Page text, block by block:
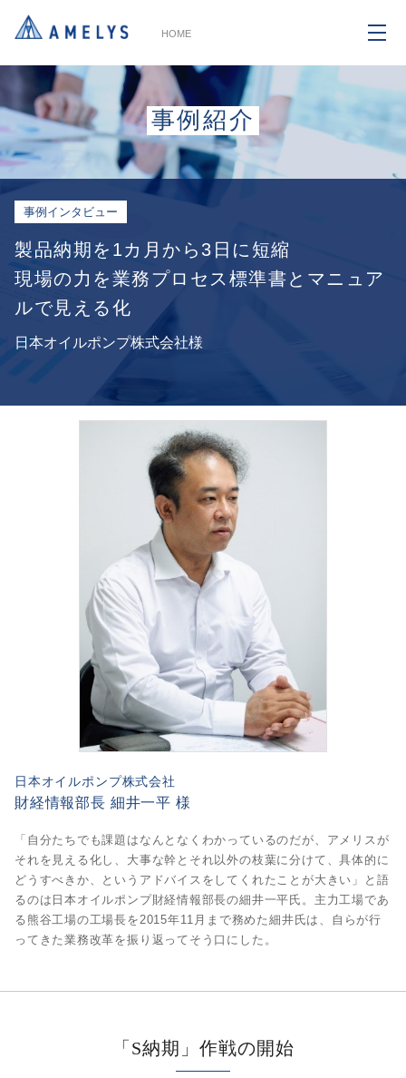
HOME
事例紹介
事例インタビュー
製品納期を1カ月から3日に短縮
現場の力を業務プロセス標準書とマニュア
ルで見える化
日本オイルポンプ株式会社様
日本オイルポンプ株式会社
財経情報部長 細井一平 様
「自分たちでも課題はなんとなくわかっているのだが、アメリスが
それを見える化し、大事な幹とそれ以外の枝葉に分けて、具体的に
どうすべきか、というアドバイスをしてくれたことが大きい」と語
るのは日本オイルポンプ財経情報部長の細井一平氏。主力工場であ
る熊谷工場の工場長を2015年11月まで務めた細井氏は、自らが行
ってきた業務改革を振り返ってそう口にした。
「S納期」作戦の開始